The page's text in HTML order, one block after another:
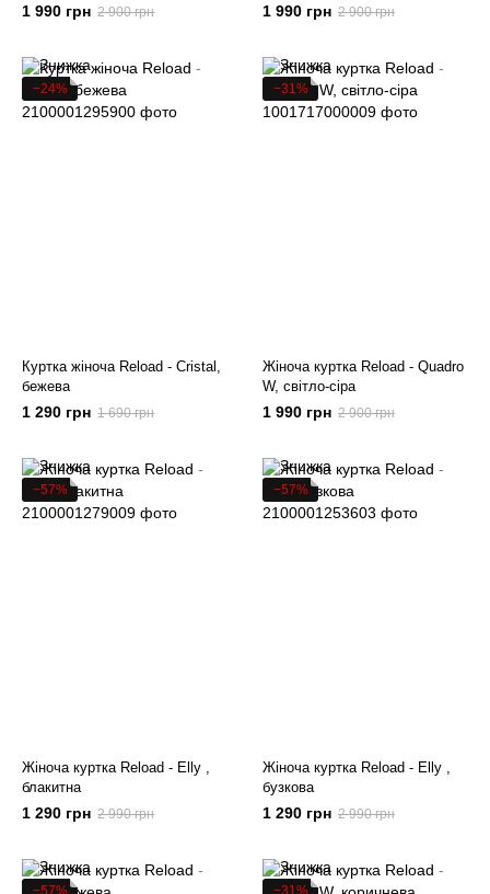
1 990 грн 2 900 грн 1 990 грн 2 900 грн
−24%
Куртка жіноча Reload - Cristal,
бежева
1 290 грн 1 690 грн
−31%
Жіноча куртка Reload - Quadro
W, світло-сіра
1 990 грн 2 900 грн
−57%
Жіноча куртка Reload - Elly ,
блакитна
1 290 грн 2 990 грн
−57%
Жіноча куртка Reload - Elly ,
бузкова
1 290 грн 2 990 грн
−57% −31%